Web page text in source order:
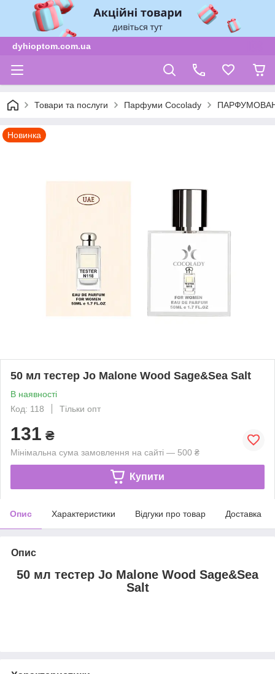
dyhioptom.com.ua
Товари та послуги Парфуми Cocolady
Новинка
50 мл тестер Jo Malone Wood Sage&Sea Salt
В наявності
Код: 118
Тільки опт
131 ₴
Мінімальна сума замовлення на сайті — 500 ₴
Купити
Опис Характеристики Відгуки про товар Доставка
Опис
50 мл тестер Jo Malone Wood Sage&Sea
Salt